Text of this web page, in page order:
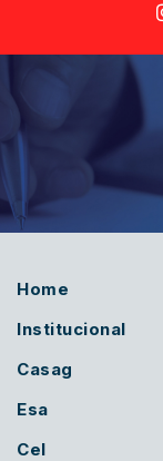
Home
Institucional
Casag
Esa
Cel